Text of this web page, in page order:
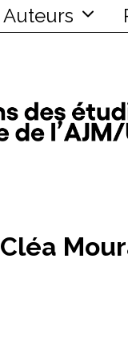
Auteurs
Cléa